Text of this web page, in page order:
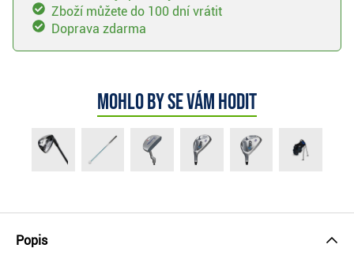
Zboží můžete do 100 dní vrátit
Doprava zdarma
Mohlo by se vám hodit
Popis